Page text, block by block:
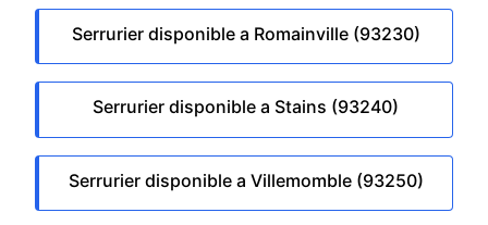
Serrurier disponible a Romainville (93230)
Serrurier disponible a Stains (93240)
Serrurier disponible a Villemomble (93250)